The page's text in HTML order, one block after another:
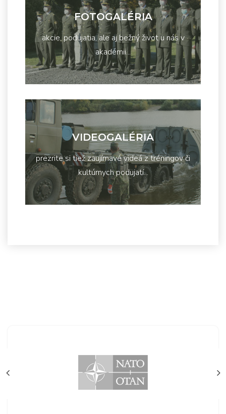
FOTOGALÉRIA
akcie, podujatia, ale aj bežný život u nás v
akadémii...
VIDEOGALÉRIA
prezrite si tiež zaujímavé videá z tréningov či
kultúrnych podujatí...